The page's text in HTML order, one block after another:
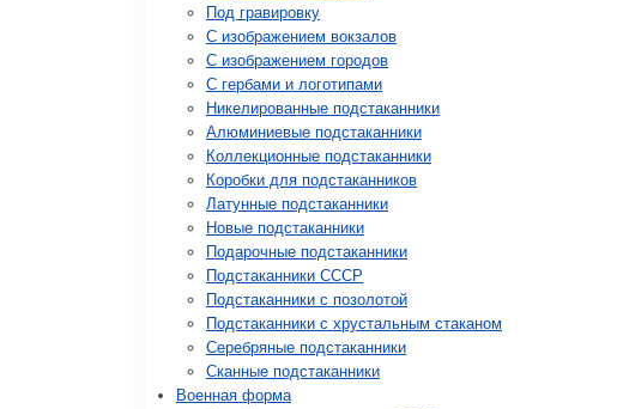
Под гравировку
С изображением вокзалов
С изображением городов
С гербами и логотипами
Никелированные подстаканники
Алюминиевые подстаканники
Коллекционные подстаканники
Коробки для подстаканников
Латунные подстаканники
Новые подстаканники
Подарочные подстаканники
Подстаканники СССР
Подстаканники с позолотой
Подстаканники с хрустальным стаканом
Серебряные подстаканники
Сканные подстаканники
Военная форма